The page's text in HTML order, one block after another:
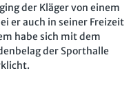
der Kläger von einem
er auch in seiner Freizeit
habe sich mit dem
der Sporthalle